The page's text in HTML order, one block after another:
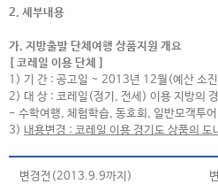
2. 세부내용
가. 지방출발 단체여행 상품지원 개요
[ 코레일 이용 단체 ]
1) 기 간 : 공고일 ~ 2013년 12월(예산 소
2) 대 상 : 코레일(정기, 전세) 이용 지방의
- 수학여행, 체험학습, 동호회, 일반모객투
3) 내용변경 : 코레일 이용 경기도 상품의 도
변경전(2013.9.9까지)